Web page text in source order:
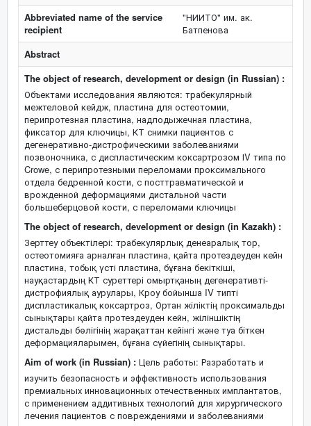
Abbreviated name of the service
recipient
"НИИТО" им. ак.
Батпенова
Abstract
The object of research, development or design (in Russian) :
Объектами исследования являются: трабекулярный
межтеловой кейдж, пластина для остеотомии,
перипротезная пластина, надлодыжечная пластина,
фиксатор для ключицы, КТ снимки пациентов с
дегенеративно-дистрофическими заболеваниями
позвоночника, с диспластическим коксартрозом ІV типа по
Crowe, с перипротезными переломами проксимального
отдела бедренной кости, с посттравматической и
врожденной деформациями дистальной части
большеберцовой кости, с переломами ключицы
The object of research, development or design (in Kazakh) :
Зерттеу объектілері: трабекулярлық денеаралық тор,
остеотомияға арналған пластина, қайта протездеуден кейн
пластина, тобық үсті пластина, бұғана бекіткіші,
науқастардың КТ суреттері омыртқаның дегенеративті-
дистрофиялық аурулары, Кроу бойынша IV типті
диспластикалық коксартроз, Ортан жіліктің проксимальды
сынықтары қайта протездеуден кейн, жіліншіктің
дистальды бөлігінің жарақаттан кейінгі және туа біткен
деформацияларымен, бұғана сүйегінің сынықтары.
Aim of work (in Russian) : Цель работы: Разработать и
изучить безопасность и эффективность использования
премиальных инновационных отечественных имплантатов,
с применением аддитивных технологий для хирургического
лечения пациентов с повреждениями и заболеваниями